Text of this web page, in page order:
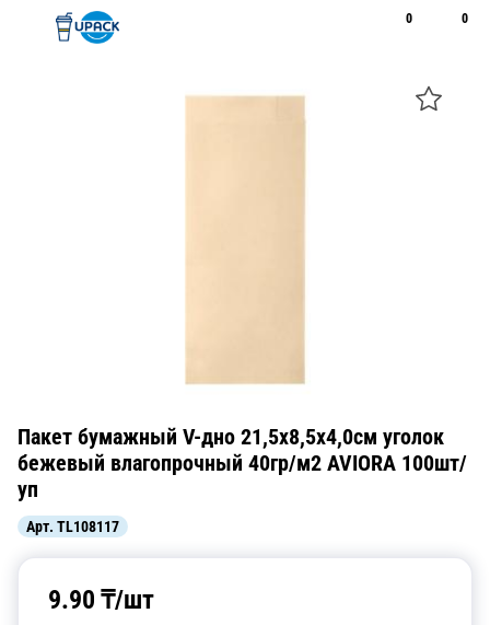
0 0
Пакет бумажный V-дно 21,5х8,5х4,0см уголок
бежевый влагопрочный 40гр/м2 AVIORA 100шт/
уп
Арт. TL108117
9.90 ₸/шт